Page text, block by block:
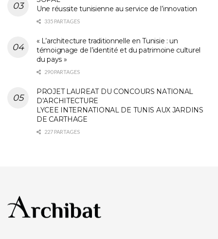
Une réussite tunisienne au service de l’innovation
335 PARTAGES
« L’architecture traditionnelle en Tunisie : un
témoignage de l’identité et du patrimoine culturel
du pays »
290 PARTAGES
PROJET LAUREAT DU CONCOURS NATIONAL
D’ARCHITECTURE
LYCEE INTERNATIONAL DE TUNIS AUX JARDINS
DE CARTHAGE
227 PARTAGES